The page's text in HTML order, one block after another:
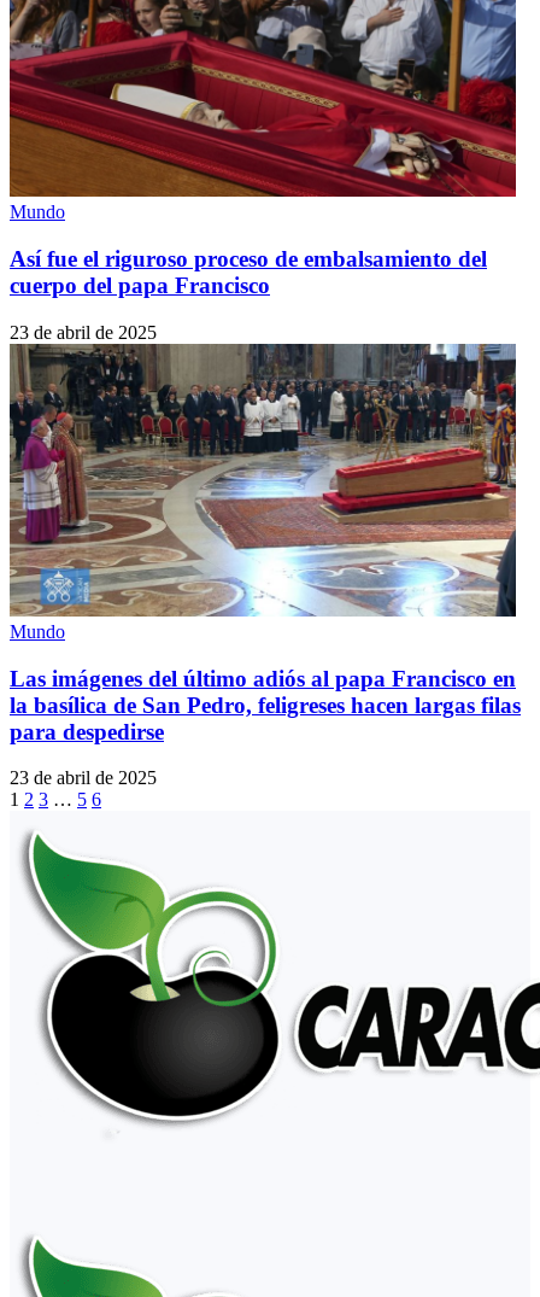
Mundo
Así fue el riguroso proceso de embalsamiento del
cuerpo del papa Francisco
23 de abril de 2025
Mundo
Las imágenes del último adiós al papa Francisco en
la basílica de San Pedro, feligreses hacen largas filas
para despedirse
23 de abril de 2025
1 2 3 … 5 6